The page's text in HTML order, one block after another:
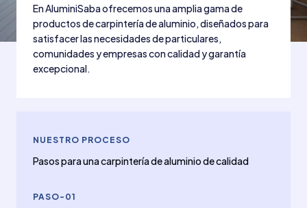
En AluminiSaba ofrecemos una amplia gama de
productos de carpintería de aluminio, diseñados para
satisfacer las necesidades de particulares,
comunidades y empresas con calidad y garantía
excepcional.
NUESTRO PROCESO
Pasos para una carpintería de aluminio de calidad
PASO-01